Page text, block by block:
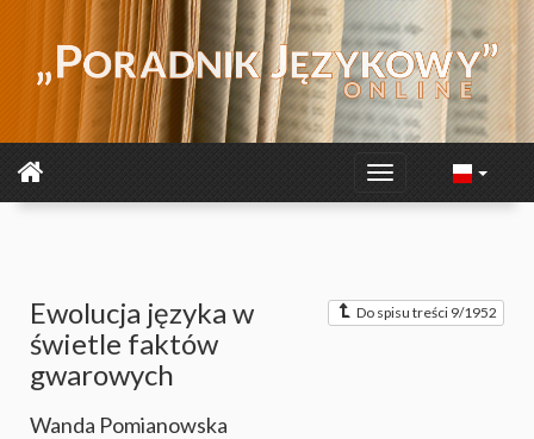
Do spisu treści 9/1952
Ewolucja języka w
świetle faktów
gwarowych
Wanda Pomianowska